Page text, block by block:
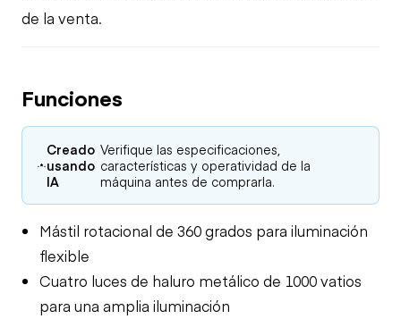
de la venta.
Funciones
Creado
usando
IA
Verifique las especificaciones,
características y operatividad de la
máquina antes de comprarla.
Mástil rotacional de 360 grados para iluminación
flexible
Cuatro luces de haluro metálico de 1000 vatios
para una amplia iluminación